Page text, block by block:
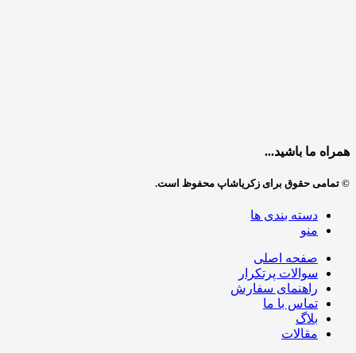
همراه ما باشید...
© تمامی حقوق برای زکریاشاپ محفوظ است.
دسته بندی ها
منو
صفحه اصلی
سوالات پرتکرار
راهنمای سفارش
تماس با ما
بلاگ
مقالات